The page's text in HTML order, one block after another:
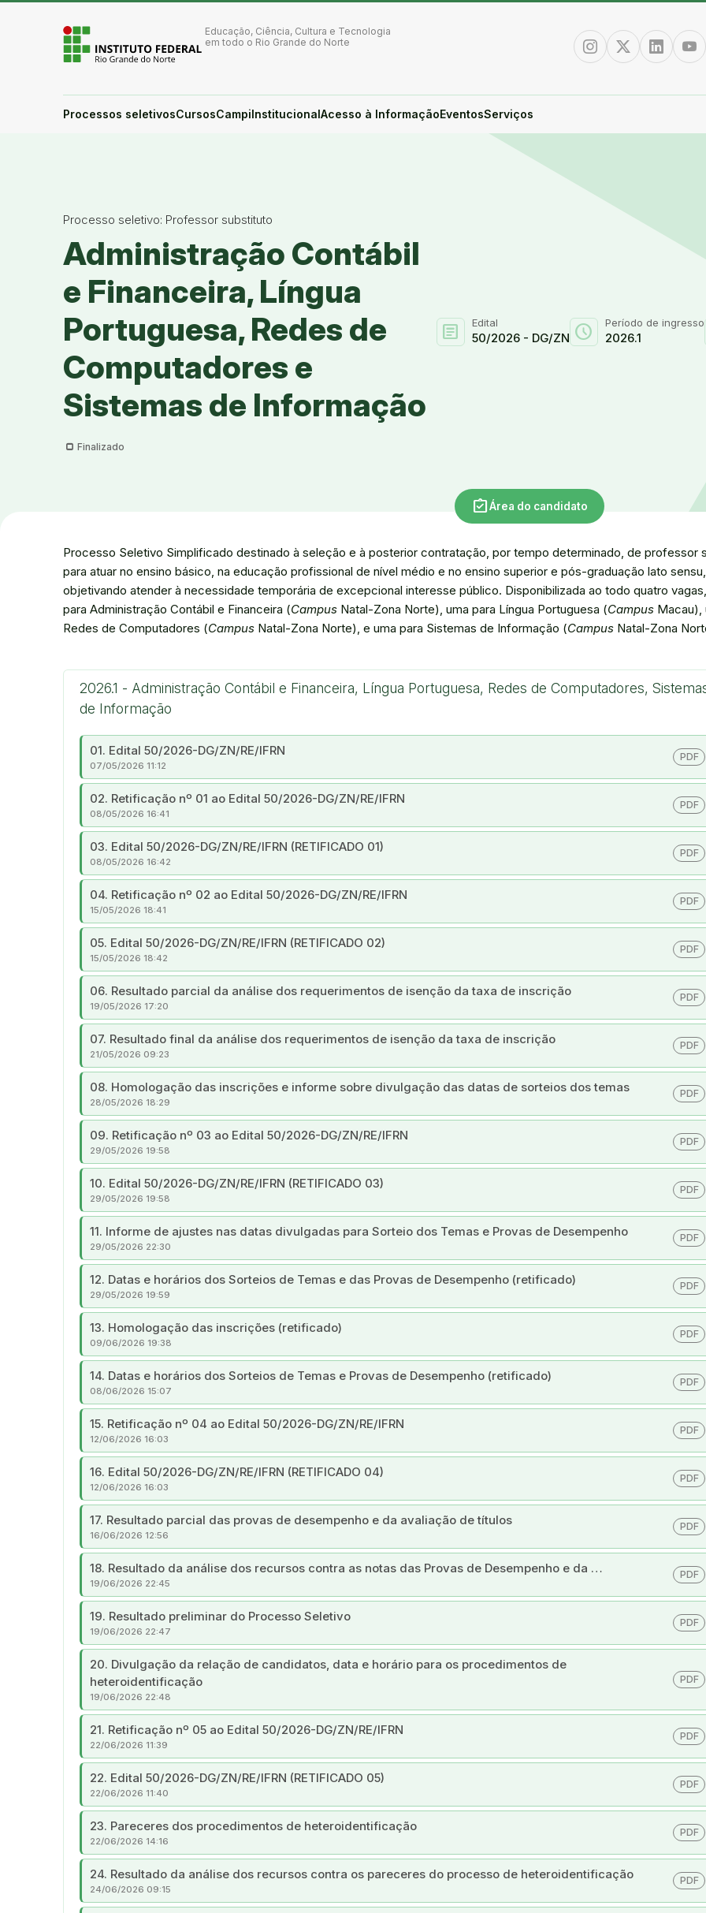
Ir para a página inicial
Ir para a busca
Ir para o menu principal
Ir para o conteúdo
Alto contraste
Login da Área Administrativa
Educação, Ciência, Cultura e Tecnologia
em todo o Rio Grande do Norte
InstagramTwitter/XLinkedin
Processos seletivosCursosCampiInstitucionalAcesso à InformaçãoEventosServiços
Processo seletivo: Professor substituto
Administração Contábil
e Financeira, Língua
Portuguesa, Redes de
Computadores e
Sistemas de Informação
Finalizado
article Edital
50/2026 - DG/ZN schedule Período de ingresso
2026.1
assignment_turned_inÁrea do candidato
Processo Seletivo Simplificado destinado à seleção e à posterior contratação, por tempo determinado, de professor
para atuar no ensino básico, na educação profissional de nível médio e no ensino superior e pós-graduação lato sensu,
objetivando atender à necessidade temporária de excepcional interesse público. Disponibilizada ao todo quatro
para Administração Contábil e Financeira (Campus Natal-Zona Norte), uma para Língua Portuguesa (Campus Macau),
Redes de Computadores (Campus Natal-Zona Norte), e uma para Sistemas de Informação (Campus Natal-Zona
2026.1 - Administração Contábil e Financeira, Língua Portuguesa, Redes de Computadores,
de Informação
01. Edital 50/2026-DG/ZN/RE/IFRN PDF
07/05/2026 11:12
02. Retificação nº 01 ao Edital 50/2026-DG/ZN/RE/IFRN PDF
08/05/2026 16:41
03. Edital 50/2026-DG/ZN/RE/IFRN (RETIFICADO 01) PDF
08/05/2026 16:42
04. Retificação nº 02 ao Edital 50/2026-DG/ZN/RE/IFRN PDF
15/05/2026 18:41
05. Edital 50/2026-DG/ZN/RE/IFRN (RETIFICADO 02) PDF
15/05/2026 18:42
06. Resultado parcial da análise dos requerimentos de isenção da taxa de inscrição PDF
19/05/2026 17:20
07. Resultado final da análise dos requerimentos de isenção da taxa de inscrição PDF
21/05/2026 09:23
08. Homologação das inscrições e informe sobre divulgação das datas de sorteios dos temas PDF
28/05/2026 18:29
09. Retificação nº 03 ao Edital 50/2026-DG/ZN/RE/IFRN PDF
29/05/2026 19:58
10. Edital 50/2026-DG/ZN/RE/IFRN (RETIFICADO 03) PDF
29/05/2026 19:58
11. Informe de ajustes nas datas divulgadas para Sorteio dos Temas e Provas de Desempenho PDF
29/05/2026 22:30
12. Datas e horários dos Sorteios de Temas e das Provas de Desempenho (retificado) PDF
29/05/2026 19:59
13. Homologação das inscrições (retificado) PDF
09/06/2026 19:38
14. Datas e horários dos Sorteios de Temas e Provas de Desempenho (retificado) PDF
08/06/2026 15:07
15. Retificação nº 04 ao Edital 50/2026-DG/ZN/RE/IFRN PDF
12/06/2026 16:03
16. Edital 50/2026-DG/ZN/RE/IFRN (RETIFICADO 04) PDF
12/06/2026 16:03
17. Resultado parcial das provas de desempenho e da avaliação de títulos PDF
16/06/2026 12:56
18. Resultado da análise dos recursos contra as notas das Provas de Desempenho e da … PDF
19/06/2026 22:45
19. Resultado preliminar do Processo Seletivo PDF
19/06/2026 22:47
20. Divulgação da relação de candidatos, data e horário para os procedimentos de
heteroidentificação
PDF
19/06/2026 22:48
21. Retificação nº 05 ao Edital 50/2026-DG/ZN/RE/IFRN PDF
22/06/2026 11:39
22. Edital 50/2026-DG/ZN/RE/IFRN (RETIFICADO 05) PDF
22/06/2026 11:40
23. Pareceres dos procedimentos de heteroidentificação PDF
22/06/2026 14:16
24. Resultado da análise dos recursos contra os pareceres do processo de heteroidentificação PDF
24/06/2026 09:15